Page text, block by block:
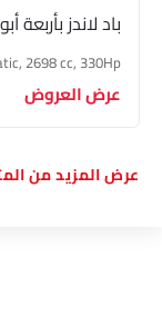
باد لاندز بأربعة
2698 cc, 330Hp
عرض العروض
عرض المزيد من